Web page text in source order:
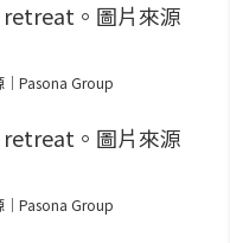
｜Pasona Group
｜Pasona Group